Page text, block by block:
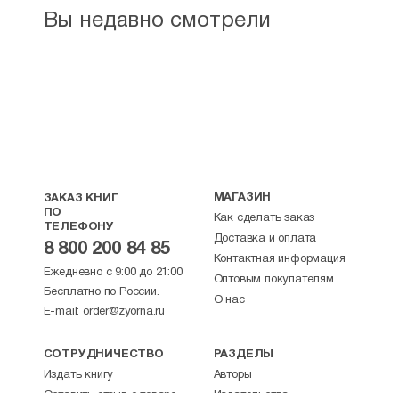
Вы недавно смотрели
ЗАКАЗ КНИГ
ПО
ТЕЛЕФОНУ
8 800 200 84 85
Ежедневно с 9:00 до 21:00
Бесплатно по России.
E-mail: order@zyorna.ru
МАГАЗИН
Как сделать заказ
Доставка и оплата
Контактная информация
Оптовым покупателям
О нас
СОТРУДНИЧЕСТВО
Издать книгу
РАЗДЕЛЫ
Авторы